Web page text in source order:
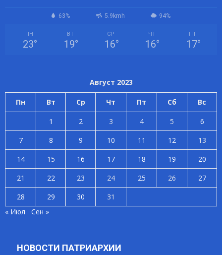
63% 5.9kmh 94%
ПН
23°
ВТ
19°
СР
16°
ЧТ
16°
ПТ
17°
Август 2023
Пн Вт Ср Чт Пт Сб Вс
1 2 3 4 5
6
7
8 9 10 11 12
13
14
15 16 17 18 19
20
21
22 23 24 25 26
27
28
29 30
31
« Июл
Сен »
НОВОСТИ ПАТРИАРХИИ